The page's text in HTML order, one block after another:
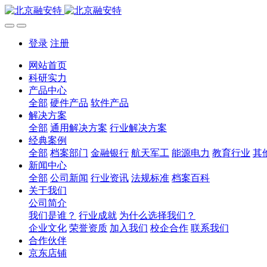
登录 注册
网站首页
科研实力
产品中心
全部 硬件产品 软件产品
解决方案
全部 通用解决方案 行业解决方案
经典案例
全部 档案部门 金融银行 航天军工 能源电力 教育行业 其
新闻中心
全部 公司新闻 行业资讯 法规标准 档案百科
关于我们
公司简介
我们是谁？ 行业成就 为什么选择我们？
企业文化 荣誉资质 加入我们 校企合作 联系我们
合作伙伴
京东店铺